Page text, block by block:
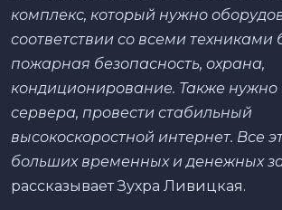
комплекс, который нужно
соответствии со всеми техниками
пожарная безопасность, охрана,
кондиционирование. Также нужно
сервера, провести стабильный
высокоскоростной интернет. Все
больших временных и денежных
рассказывает Зухра Ливицкая.